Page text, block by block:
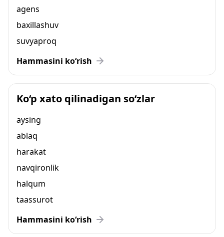
agens
baxillashuv
suvyaproq
Hammasini ko‘rish
Ko‘p xato qilinadigan so‘zlar
aysing
ablaq
harakat
navqironlik
halqum
taassurot
Hammasini ko‘rish